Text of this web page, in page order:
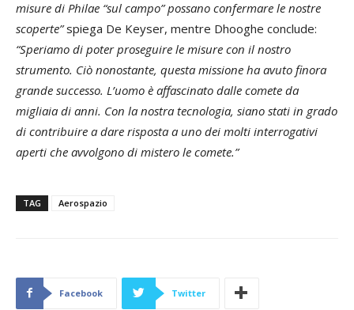
misure di Philae “sul campo” possano confermare le nostre
scoperte”spiega De Keyser, mentre Dhooghe conclude:
“Speriamo di poter proseguire le misure con il nostro
strumento. Ciò nonostante, questa missione ha avuto finora
grande successo. L’uomo è affascinato dalle comete da
migliaia di anni. Con la nostra tecnologia, siano stati in grado
di contribuire a dare risposta a uno dei molti interrogativi
aperti che avvolgono di mistero le comete.”
TAG Aerospazio
Facebook Twitter